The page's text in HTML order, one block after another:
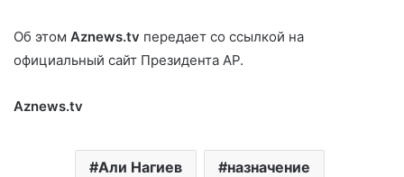
Об этом Aznews.tv передает со ссылкой на
официальный сайт Президента АР.
Aznews.tv
Али Нагиев назначение